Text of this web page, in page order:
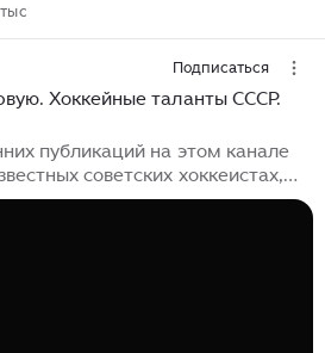
Подписаться
Хоккейные таланты СССР.
публикаций на этом канале
советских хоккеистах,
спортивные годы